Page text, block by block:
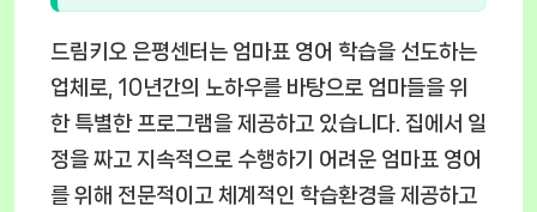
드림키오 은평센터는 엄마표 영어 학습을 선도하는
업체로, 10년간의 노하우를 바탕으로 엄마들을 위
한 특별한 프로그램을 제공하고 있습니다. 집에서 일
정을 짜고 지속적으로 수행하기 어려운 엄마표 영어
를 위해 전문적이고 체계적인 학습환경을 제공하고